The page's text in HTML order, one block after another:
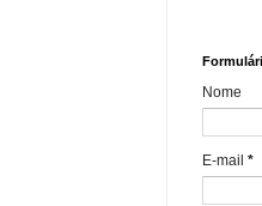
Nome
E-mail *